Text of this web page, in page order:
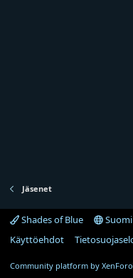
Jäsenet
Shades of Blue
Suomi
Käyttöehdot
Community platform by XenForo